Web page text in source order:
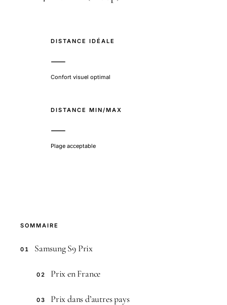
DISTANCE IDÉALE
—
Confort visuel optimal
DISTANCE MIN/MAX
—
Plage acceptable
SOMMAIRE
01 Samsung S9 Prix
02 Prix en France
03 Prix dans d’autres pays